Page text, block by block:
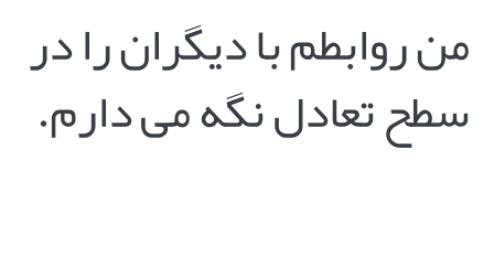
من روابطم با دیگران را در
سطح تعادل نگه می دارم.